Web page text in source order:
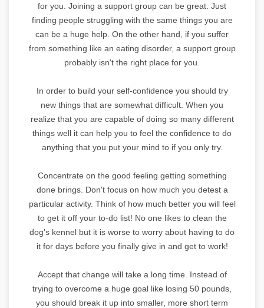
for you. Joining a support group can be great. Just
finding people struggling with the same things you are
can be a huge help. On the other hand, if you suffer
from something like an eating disorder, a support group
probably isn't the right place for you.
In order to build your self-confidence you should try
new things that are somewhat difficult. When you
realize that you are capable of doing so many different
things well it can help you to feel the confidence to do
anything that you put your mind to if you only try.
Concentrate on the good feeling getting something
done brings. Don't focus on how much you detest a
particular activity. Think of how much better you will feel
to get it off your to-do list! No one likes to clean the
dog's kennel but it is worse to worry about having to do
it for days before you finally give in and get to work!
Accept that change will take a long time. Instead of
trying to overcome a huge goal like losing 50 pounds,
you should break it up into smaller, more short term